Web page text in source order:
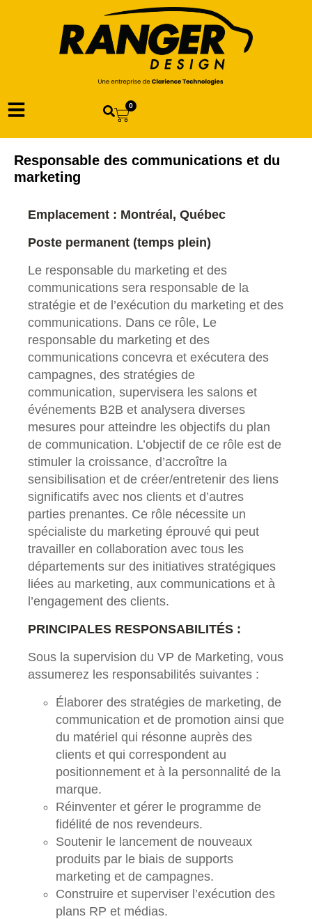
0
Responsable des communications et du
marketing
Emplacement : Montréal, Québec
Poste permanent (temps plein)
Le responsable du marketing et des
communications sera responsable de la
stratégie et de l’exécution du marketing et des
communications. Dans ce rôle, Le
responsable du marketing et des
communications concevra et exécutera des
campagnes, des stratégies de
communication, supervisera les salons et
événements B2B et analysera diverses
mesures pour atteindre les objectifs du plan
de communication. L’objectif de ce rôle est de
stimuler la croissance, d’accroître la
sensibilisation et de créer/entretenir des liens
significatifs avec nos clients et d’autres
parties prenantes. Ce rôle nécessite un
spécialiste du marketing éprouvé qui peut
travailler en collaboration avec tous les
départements sur des initiatives stratégiques
liées au marketing, aux communications et à
l’engagement des clients.
PRINCIPALES RESPONSABILITÉS :
Sous la supervision du VP de Marketing, vous
assumerez les responsabilités suivantes :
Élaborer des stratégies de marketing, de
communication et de promotion ainsi que
du matériel qui résonne auprès des
clients et qui correspondent au
positionnement et à la personnalité de la
marque.
Réinventer et gérer le programme de
fidélité de nos revendeurs.
Soutenir le lancement de nouveaux
produits par le biais de supports
marketing et de campagnes.
Construire et superviser l’exécution des
plans RP et médias.